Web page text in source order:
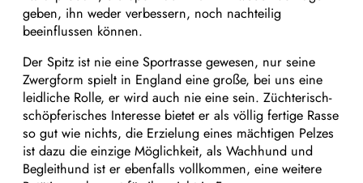
geben, ihn weder verbessern, noch nachteilig
beeinflussen können.
Der Spitz ist nie eine Sportrasse gewesen, nur seine
Zwergform spielt in England eine große, bei uns eine
leidliche Rolle, er wird auch nie eine sein. Züchterisch-
schöpferisches Interesse bietet er als völlig fertige Rasse
so gut wie nichts, die Erzielung eines mächtigen Pelzes
ist dazu die einzige Möglichkeit, als Wachhund und
Begleithund ist er ebenfalls vollkommen, eine weitere